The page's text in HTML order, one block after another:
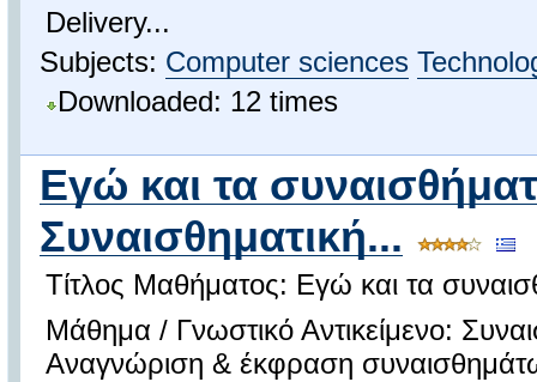
Delivery...
Subjects: Computer sciences
Downloaded: 12 times
Εγώ και τα
Συναισθηματική...
Τίτλος Μαθήματος: Εγώ και τα
Μάθημα / Γνωστικό Αντικείμενο:
Αναγνώριση & έκφραση